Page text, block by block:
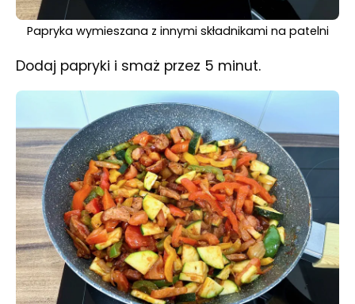
Papryka wymieszana z innymi składnikami na patelni
Dodaj papryki i smaż przez 5 minut.